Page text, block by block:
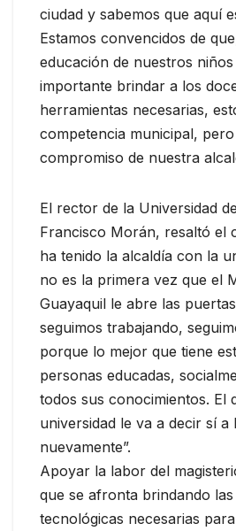
ciudad y sabemos que aquí
Estamos convencidos de
educación de nuestros
importante brindar a los
herramientas necesarias,
competencia municipal,
compromiso de nuestra
El rector de la Universidad
Francisco Morán, resaltó el
ha tenido la alcaldía con la
no es la primera vez que el
Guayaquil le abre las
seguimos trabajando,
porque lo mejor que tiene
personas educadas,
todos sus conocimientos. El
universidad le va a decir sí a
nuevamente”.
Apoyar la labor del
que se afronta brindando
tecnológicas necesarias